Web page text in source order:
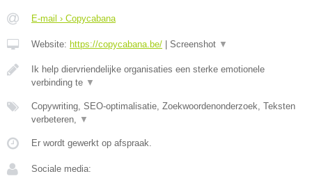
E-mail › Copycabana
Website: https://copycabana.be/ Screenshot ▼
Ik help diervriendelijke organisaties een sterke emotionele
verbinding te ▼
Copywriting, SEO-optimalisatie, Zoekwoordenonderzoek, Teksten
verbeteren, ▼
Er wordt gewerkt op afspraak.
Sociale media: